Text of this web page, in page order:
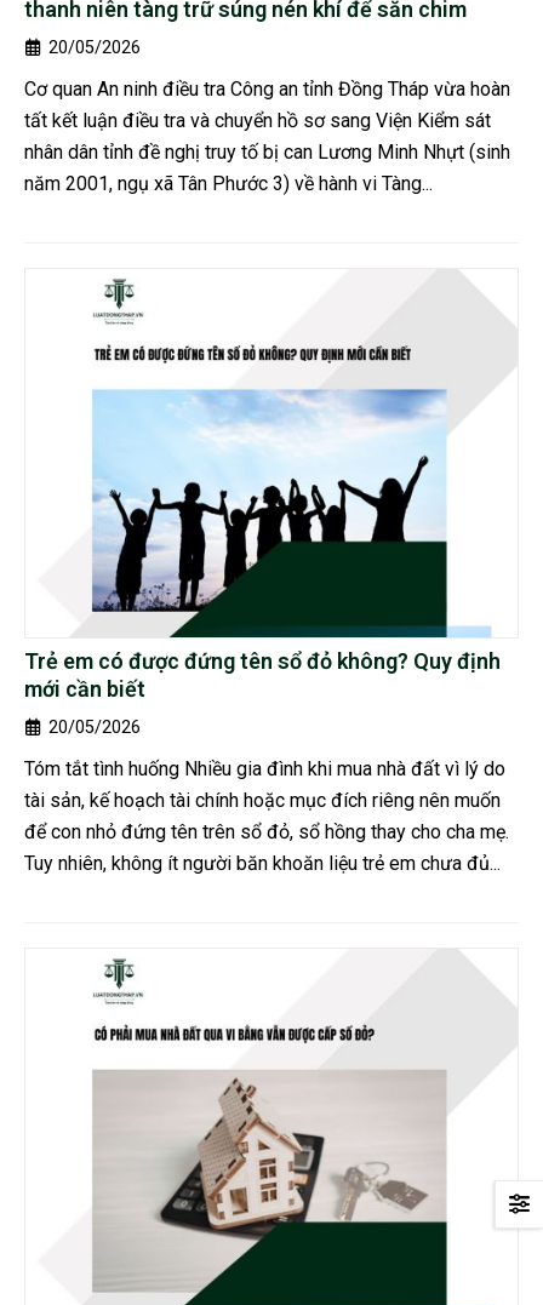
thanh niên tàng trữ súng nén khí để săn chim
20/05/2026
Cơ quan An ninh điều tra Công an tỉnh Đồng Tháp vừa hoàn
tất kết luận điều tra và chuyển hồ sơ sang Viện Kiểm sát
nhân dân tỉnh đề nghị truy tố bị can Lương Minh Nhựt (sinh
năm 2001, ngụ xã Tân Phước 3) về hành vi Tàng...
Trẻ em có được đứng tên sổ đỏ không? Quy định
mới cần biết
20/05/2026
Tóm tắt tình huống Nhiều gia đình khi mua nhà đất vì lý do
tài sản, kế hoạch tài chính hoặc mục đích riêng nên muốn
để con nhỏ đứng tên trên sổ đỏ, sổ hồng thay cho cha mẹ.
Tuy nhiên, không ít người băn khoăn liệu trẻ em chưa đủ...